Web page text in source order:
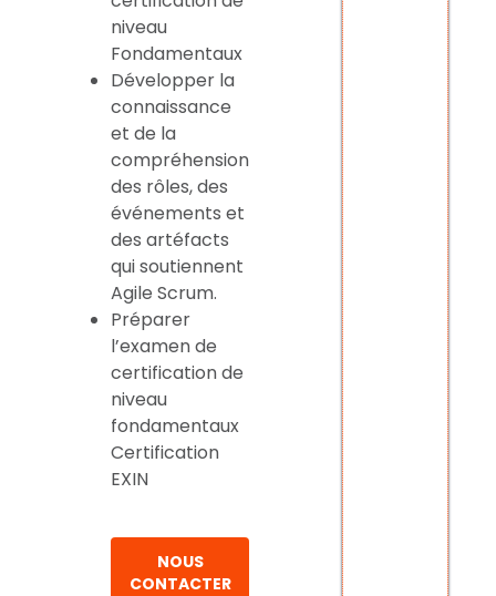
niveau
Fondamentaux
Développer la
connaissance
et de la
compréhension
des rôles, des
événements et
des artéfacts
qui soutiennent
Agile Scrum.
Préparer
l’examen de
certification de
niveau
fondamentaux
Certification
EXIN
NOUS
CONTACTER